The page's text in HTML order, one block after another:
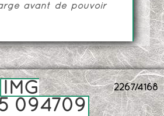
avant de pouvoir
2267/4168
IMG
094709